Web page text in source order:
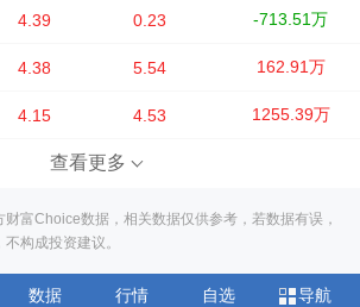
4.39 0.23 -713.51万
4.38 5.54 162.91万
4.15 4.53 1255.39万
查看更多
富Choice数据，相关数据仅供参考，若数据有误，
构成投资建议。
数据 行情 自选 导航